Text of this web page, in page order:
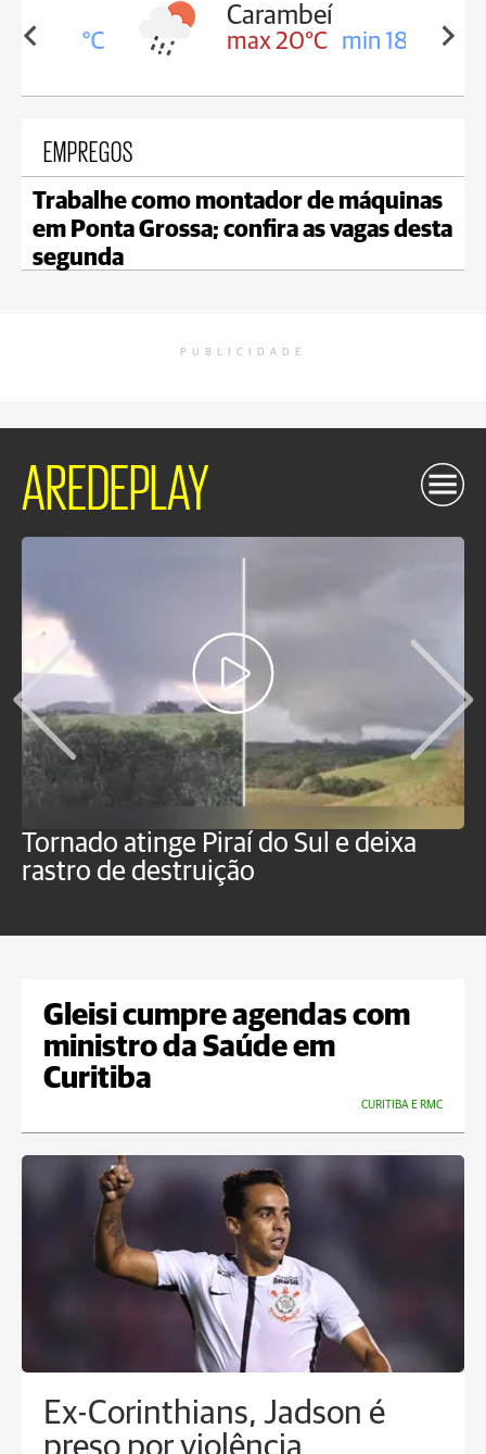
18°C
Carambeí
max 20°C min 18°C
EMPREGOS
Trabalhe como montador de máquinas
em Ponta Grossa; confira as vagas desta
segunda
PUBLICIDADE
AREDEPLAY
Tornado atinge Piraí do Sul e deixa
rastro de destruição
Gleisi cumpre agendas com
ministro da Saúde em
Curitiba
CURITIBA E RMC
Ex-Corinthians, Jadson é